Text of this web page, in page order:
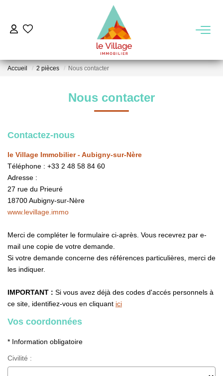
VENTE
GESTION
MIEUX NOUS CONNAITRE
Nos Agences
NOS OUTILS
CONTACT
Accueil 2 pièces Nous contacter
Nous contacter
Contactez-nous
le Village Immobilier - Aubigny-sur-Nère
Téléphone : +33 2 48 58 84 60
Adresse :
27 rue du Prieuré
18700Aubigny-sur-Nère
www.levillage.immo
Merci de compléter le formulaire ci-après. Vous recevrez par e-
mail une copie de votre demande.
Si votre demande concerne des références particulières, merci de
les indiquer.
IMPORTANT : Si vous avez déjà des codes d'accés personnels à
ce site, identifiez-vous en cliquant ici
Vos coordonnées
* Information obligatoire
Civilité :